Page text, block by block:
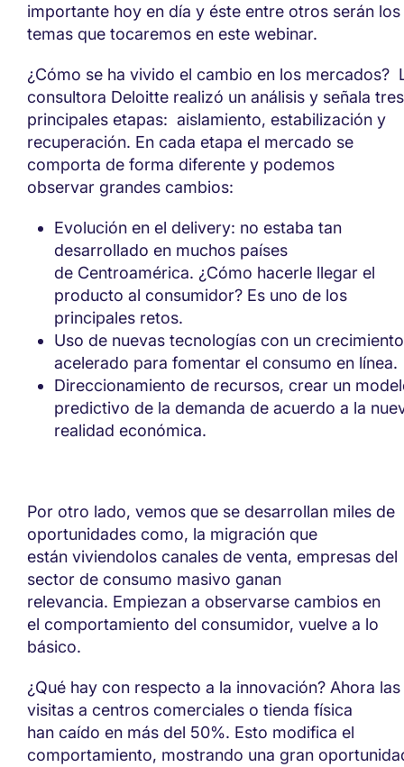
importante hoy en día y éste entre otros serán los
temas que tocaremos en este webinar.
¿Cómo se ha vivido el cambio en los mercados?
consultora Deloitte realizó un análisis y señala tres
principales etapas: aislamiento, estabilización y
recuperación. En cada etapa el mercado se
comporta de forma diferente y podemos
observar grandes cambios:
Evolución en el delivery: no estaba tan
desarrollado en muchos países
de Centroamérica. ¿Cómo hacerle llegar el
producto al consumidor? Es uno de los
principales retos.
Uso de nuevas tecnologías con un crecimiento
acelerado para fomentar el consumo en línea.
Direccionamiento de recursos, crear un
predictivo de la demanda de acuerdo a la n
realidad económica.
Por otro lado, vemos que se desarrollan miles de
oportunidades como, la migración que
están viviendolos canales de venta, empresas del
sector de consumo masivo ganan
relevancia. Empiezan a observarse cambios en
el comportamiento del consumidor, vuelve a lo
básico.
¿Qué hay con respecto a la innovación? Ahora las
visitas a centros comerciales o tienda física
han caído en más del 50%. Esto modifica el
comportamiento, mostrando una gran